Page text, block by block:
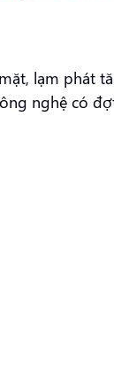
lạm phát
nghệ có